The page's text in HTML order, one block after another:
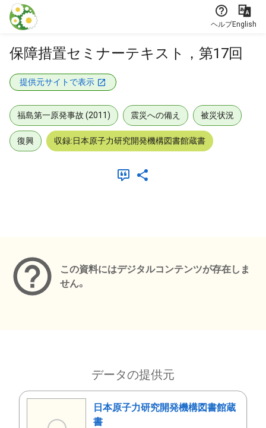
本文に飛ぶ
ヘルプEnglish
保障措置セミナーテキスト，第17回
提供元サイトで表示
福島第一原発事故 (2011) 震災への備え 被災状況
復興 収録:日本原子力研究開発機構図書館蔵書
この資料にはデジタルコンテンツが存在しま
せん。
データの提供元
日本原子力研究開発機構図書館蔵
書